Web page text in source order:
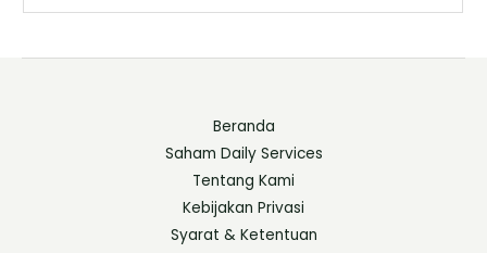
Beranda
Saham Daily Services
Tentang Kami
Kebijakan Privasi
Syarat & Ketentuan